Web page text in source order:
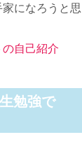
になろうと思
の自己紹介
勉強で